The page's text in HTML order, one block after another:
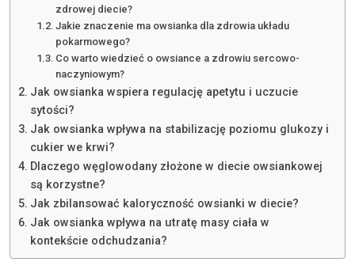
zdrowej diecie?
Jakie znaczenie ma owsianka dla zdrowia układu
pokarmowego?
Co warto wiedzieć o owsiance a zdrowiu sercowo-
naczyniowym?
Jak owsianka wspiera regulację apetytu i uczucie
sytości?
Jak owsianka wpływa na stabilizację poziomu glukozy i
cukier we krwi?
Dlaczego węglowodany złożone w diecie owsiankowej
są korzystne?
Jak zbilansować kaloryczność owsianki w diecie?
Jak owsianka wpływa na utratę masy ciała w
kontekście odchudzania?